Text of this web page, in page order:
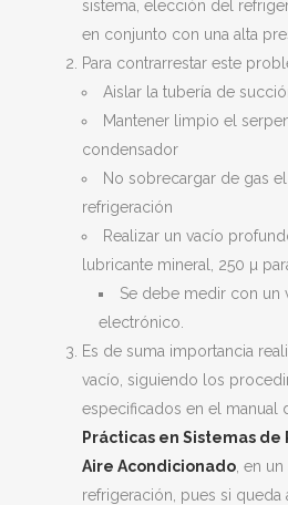
sistema, elección del
en conjunto con una alta
Para contrarrestar este
Aislar la tubería de
Mantener limpio el
condensador
No sobrecargar de gas
refrigeración
Realizar un vacío
lubricante mineral, 250 µ
Se debe medir con un
electrónico.
Es de suma importancia
vacío, siguiendo los
especificados en el manual
Prácticas en Sistemas
Aire Acondicionado , en
refrigeración, pues si queda